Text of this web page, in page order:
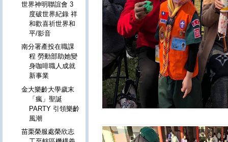
世界神明聯誼會 3
度破世界紀錄 祥
和歡喜祈世界和
平/影音
南分署產投在職課
程 勞動部助她變
身咖啡職人成就
新事業
金大樂齡大學歲末
「瘋」聖誕
PARTY 引領樂齡
風潮
苗栗榮服處榮欣志